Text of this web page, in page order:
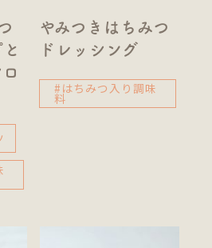
やみつきはちみつ
ドレッシング
#はちみつ入り調味
料